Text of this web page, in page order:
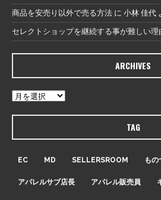
商品を安売り以外で売る方法 に 小林 佳代
セレクトショップを継続する事が難しい理
ARCHIVES
TAG
EC MD SELLERSROOM もの
アパレルサブ店長 アパレル販売員